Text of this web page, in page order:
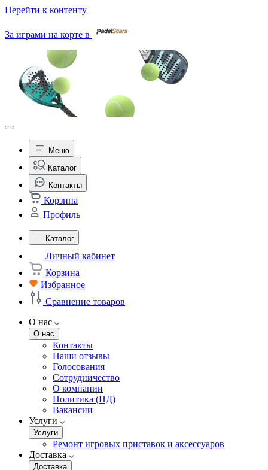
Перейти к контенту
За играми на корте в
Меню
Каталог
Контакты
Корзина
Профиль
Каталог
Личный кабинет
Корзина
Избранное
Сравнение товаров
О нас
О нас
Контакты
Наши отзывы
Голосования
Сотрудничество
О компании
Политика (ПД)
Вакансии
Услуги
Услуги
Ремонт игровых приставок и аксессуаров
Доставка
Доставка